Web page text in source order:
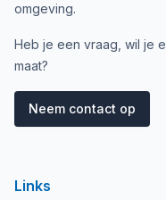
omgeving.
Heb je een vraag, wil je
maat?
Neem contact op
Links